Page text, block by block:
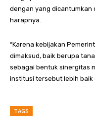
dengan yang dicantumkan
harapnya.
“Karena kebijakan
dimaksud, baik berupa
sebagai bentuk sinergitas
institusi tersebut lebih baik
TAGS